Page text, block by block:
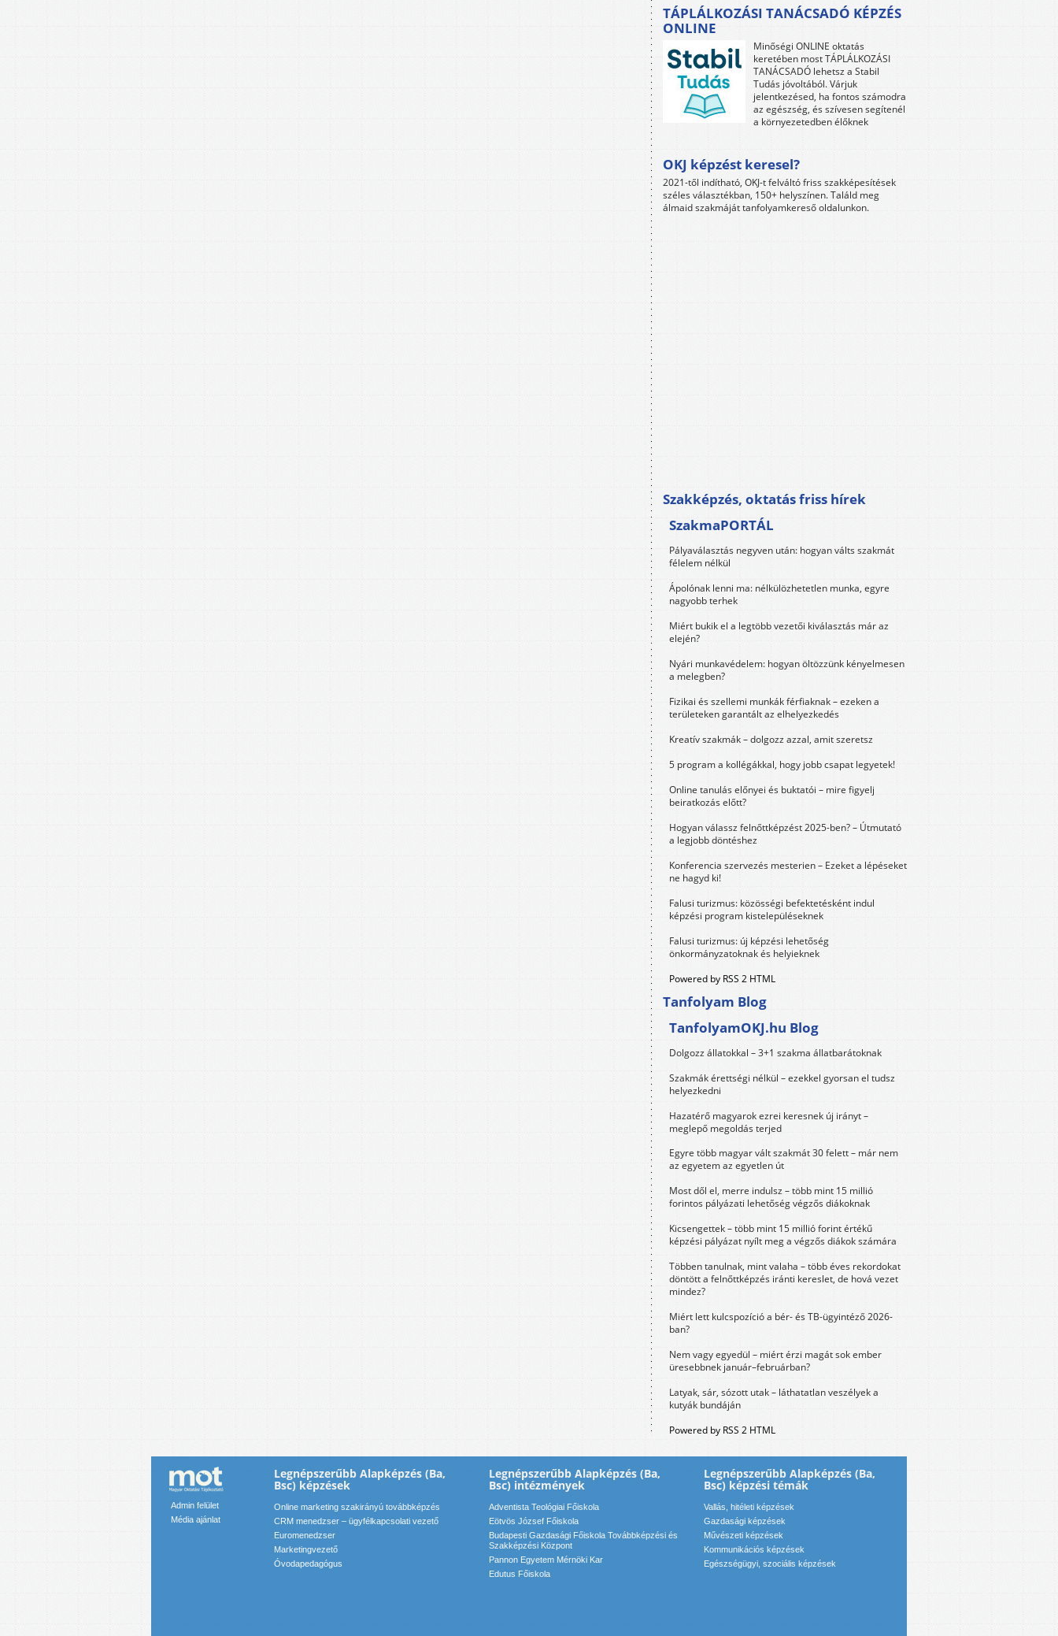
TÁPLÁLKOZÁSI TANÁCSADÓ KÉPZÉS
ONLINE
Minőségi ONLINE oktatás
keretében most TÁPLÁLKOZÁSI
TANÁCSADÓ lehetsz a Stabil
Tudás jóvoltából. Várjuk
jelentkezésed, ha fontos számodra
az egészség, és szívesen segítenél
a környezetedben élőknek
OKJ képzést keresel?
2021-től indítható, OKJ-t felváltó friss szakképesítések
széles választékban, 150+ helyszínen. Találd meg
álmaid szakmáját tanfolyamkereső oldalunkon.
Szakképzés, oktatás friss hírek
SzakmaPORTÁL
Pályaválasztás negyven után: hogyan válts szakmát
félelem nélkül
Ápolónak lenni ma: nélkülözhetetlen munka, egyre
nagyobb terhek
Miért bukik el a legtöbb vezetői kiválasztás már az
elején?
Nyári munkavédelem: hogyan öltözzünk kényelmesen
a melegben?
Fizikai és szellemi munkák férfiaknak – ezeken a
területeken garantált az elhelyezkedés
Kreatív szakmák – dolgozz azzal, amit szeretsz
5 program a kollégákkal, hogy jobb csapat legyetek!
Online tanulás előnyei és buktatói – mire figyelj
beiratkozás előtt?
Hogyan válassz felnőttképzést 2025-ben? – Útmutató
a legjobb döntéshez
Konferencia szervezés mesterien – Ezeket a lépéseket
ne hagyd ki!
Falusi turizmus: közösségi befektetésként indul
képzési program kistelepüléseknek
Falusi turizmus: új képzési lehetőség
önkormányzatoknak és helyieknek
Powered by RSS 2 HTML
Tanfolyam Blog
TanfolyamOKJ.hu Blog
Dolgozz állatokkal – 3+1 szakma állatbarátoknak
Szakmák érettségi nélkül – ezekkel gyorsan el tudsz
helyezkedni
Hazatérő magyarok ezrei keresnek új irányt –
meglepő megoldás terjed
Egyre több magyar vált szakmát 30 felett – már nem
az egyetem az egyetlen út
Most dől el, merre indulsz – több mint 15 millió
forintos pályázati lehetőség végzős diákoknak
Kicsengettek – több mint 15 millió forint értékű
képzési pályázat nyílt meg a végzős diákok számára
Többen tanulnak, mint valaha – több éves rekordokat
döntött a felnőttképzés iránti kereslet, de hová vezet
mindez?
Miért lett kulcspozíció a bér- és TB-ügyintéző 2026-
ban?
Nem vagy egyedül – miért érzi magát sok ember
üresebbnek január–februárban?
Latyak, sár, sózott utak – láthatatlan veszélyek a
kutyák bundáján
Powered by RSS 2 HTML
Admin felület
Média ajánlat
Legnépszerűbb Alapképzés (Ba,
Bsc) képzések
Online marketing szakirányú továbbképzés
CRM menedzser – ügyfélkapcsolati vezető
Euromenedzser
Marketingvezető
Óvodapedagógus
Legnépszerűbb Alapképzés (Ba,
Bsc) intézmények
Adventista Teológiai Főiskola
Eötvös József Főiskola
Budapesti Gazdasági Főiskola Továbbképzési és
Szakképzési Központ
Pannon Egyetem Mérnöki Kar
Edutus Főiskola
Legnépszerűbb Alapképzés (Ba,
Bsc) képzési témák
Vallás, hitéleti képzések
Gazdasági képzések
Művészeti képzések
Kommunikációs képzések
Egészségügyi, szociális képzések